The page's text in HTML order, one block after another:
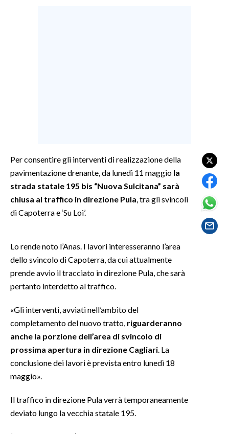
GOSSIP
NOTIZIE
EVENTI
#CARAUNIONE
3 MINUTI CON
INSULARITÀ
INFO AZIENDE
ABBONATI
Per consentire gli interventi di realizzazione della
pavimentazione drenante, da lunedì 11 maggio la
strada statale 195 bis “Nuova Sulcitana” sarà
chiusa al traffico in direzione Pula , tra gli svincoli
di Capoterra e ‘Su Loi’.
Lo rende noto l’Anas. I lavori interesseranno l’area
dello svincolo di Capoterra, da cui attualmente
prende avvio il tracciato in direzione Pula, che sarà
pertanto interdetto al traffico.
«Gli interventi, avviati nell’ambito del
completamento del nuovo tratto, riguarderanno
anche la porzione dell’area di svincolo di
prossima apertura in direzione Cagliari . La
conclusione dei lavori è prevista entro lunedì 18
maggio».
Il traffico in direzione Pula verrà temporaneamente
deviato lungo la vecchia statale 195.